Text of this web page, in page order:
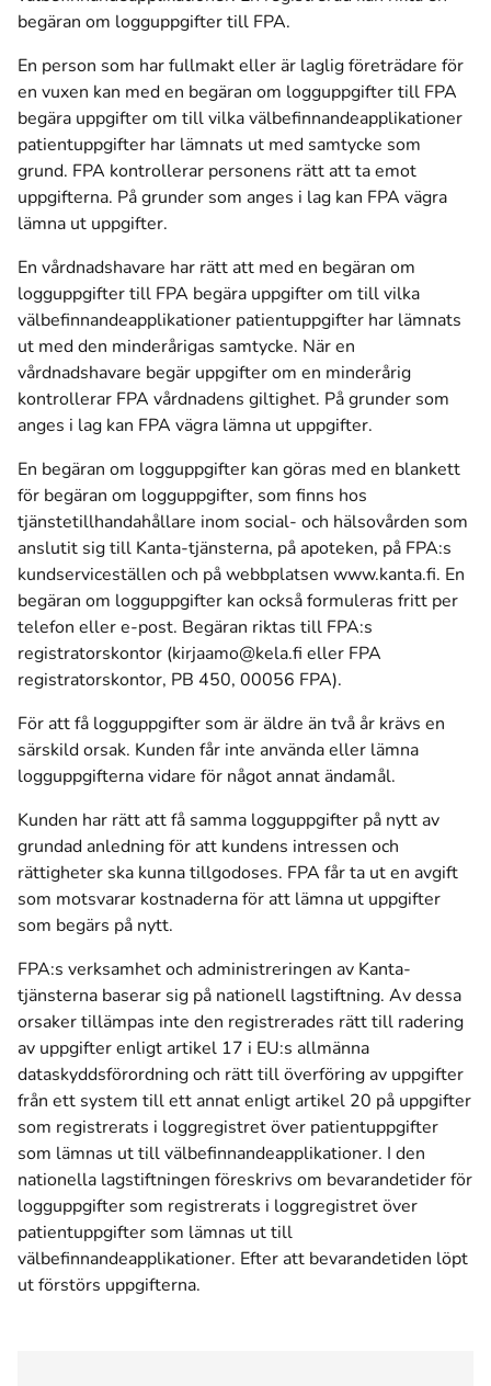
begäran om logguppgifter till FPA.
En person som har fullmakt eller är laglig företrädare för
en vuxen kan med en begäran om logguppgifter till FPA
begära uppgifter om till vilka välbefinnandeapplikationer
patientuppgifter har lämnats ut med samtycke som
grund. FPA kontrollerar personens rätt att ta emot
uppgifterna. På grunder som anges i lag kan FPA vägra
lämna ut uppgifter.
En vårdnadshavare har rätt att med en begäran om
logguppgifter till FPA begära uppgifter om till vilka
välbefinnandeapplikationer patientuppgifter har lämnats
ut med den minderårigas samtycke. När en
vårdnadshavare begär uppgifter om en minderårig
kontrollerar FPA vårdnadens giltighet. På grunder som
anges i lag kan FPA vägra lämna ut uppgifter.
En begäran om logguppgifter kan göras med en blankett
för begäran om logguppgifter, som finns hos
tjänstetillhandahållare inom social- och hälsovården som
anslutit sig till Kanta-tjänsterna, på apoteken, på FPA:s
kundserviceställen och på webbplatsen www.kanta.fi. En
begäran om logguppgifter kan också formuleras fritt per
telefon eller e-post. Begäran riktas till FPA:s
registratorskontor (kirjaamo@kela.fi eller FPA
registratorskontor, PB 450, 00056 FPA).
För att få logguppgifter som är äldre än två år krävs en
särskild orsak. Kunden får inte använda eller lämna
logguppgifterna vidare för något annat ändamål.
Kunden har rätt att få samma logguppgifter på nytt av
grundad anledning för att kundens intressen och
rättigheter ska kunna tillgodoses. FPA får ta ut en avgift
som motsvarar kostnaderna för att lämna ut uppgifter
som begärs på nytt.
FPA:s verksamhet och administreringen av Kanta-
tjänsterna baserar sig på nationell lagstiftning. Av dessa
orsaker tillämpas inte den registrerades rätt till radering
av uppgifter enligt artikel 17 i EU:s allmänna
dataskyddsförordning och rätt till överföring av uppgifter
från ett system till ett annat enligt artikel 20 på uppgifter
som registrerats i loggregistret över patientuppgifter
som lämnas ut till välbefinnandeapplikationer. I den
nationella lagstiftningen föreskrivs om bevarandetider för
logguppgifter som registrerats i loggregistret över
patientuppgifter som lämnas ut till
välbefinnandeapplikationer. Efter att bevarandetiden löpt
ut förstörs uppgifterna.